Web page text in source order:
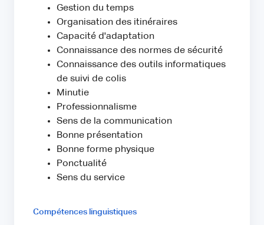
Gestion du temps
Organisation des itinéraires
Capacité d'adaptation
Connaissance des normes de sécurité
Connaissance des outils informatiques
de suivi de colis
Minutie
Professionnalisme
Sens de la communication
Bonne présentation
Bonne forme physique
Ponctualité
Sens du service
Compétences linguistiques